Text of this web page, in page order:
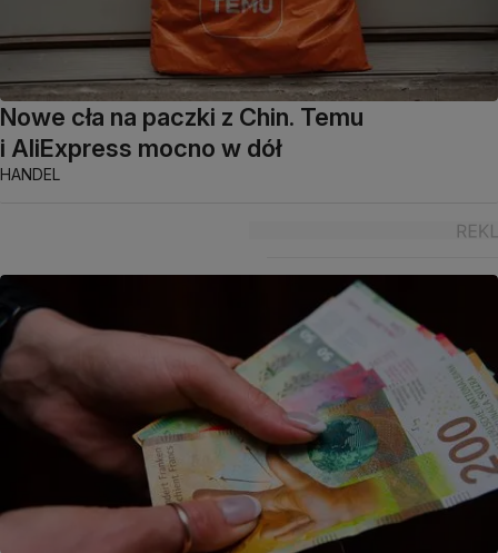
Nowe cła na paczki z Chin. Temu
i AliExpress mocno w dół
HANDEL